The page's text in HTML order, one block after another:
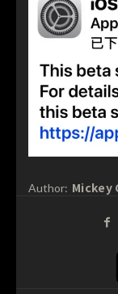
Author: Mickey